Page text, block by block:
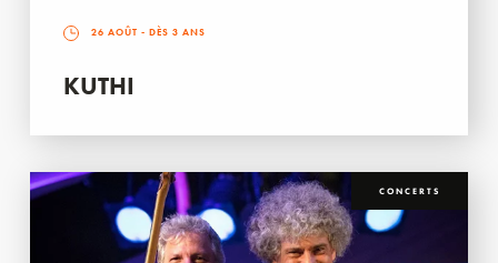
26 AOÛT - DÈS 3 ANS
KUTHI
CONCERTS